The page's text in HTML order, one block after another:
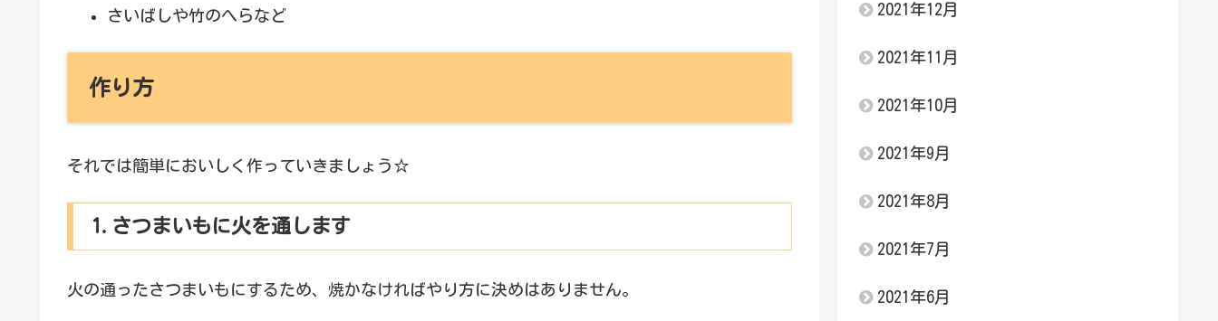
さいばしや竹のへらなど
作り方
それでは簡単においしく作っていきましょう☆
1.さつまいもに火を通します
火の通ったさつまいもにするため、焼かなければやり方に決めはありません。
2021年12月
2021年11月
2021年10月
2021年9月
2021年8月
2021年7月
2021年6月